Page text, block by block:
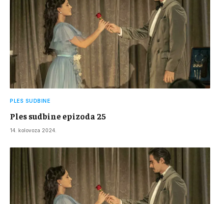
PLES SUDBINE
Ples sudbine epizoda 25
14. kolovoza 2024.